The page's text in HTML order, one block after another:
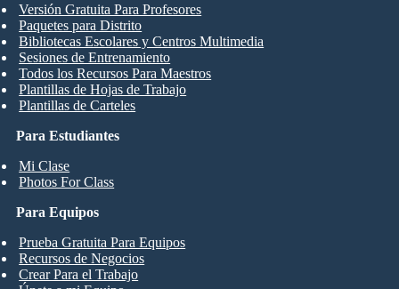
Para Estudiantes
Mi Clase
Photos For Class
Versión Gratuita Para Profesores
Paquetes para Distrito
Bibliotecas Escolares y Centros Multimedia
Sesiones de Entrenamiento
Todos los Recursos Para Maestros
Plantillas de Hojas de Trabajo
Plantillas de Carteles
Para Equipos
Prueba Gratuita Para Equipos
Recursos de Negocios
Crear Para el Trabajo